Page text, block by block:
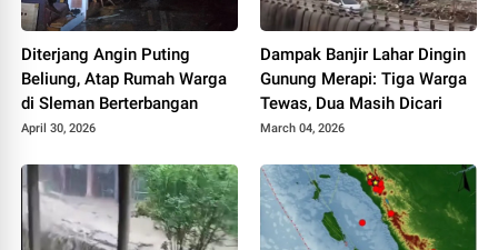
Diterjang Angin Puting
Beliung, Atap Rumah Warga
di Sleman Berterbangan
April 30, 2026
Dampak Banjir Lahar Dingin
Gunung Merapi: Tiga Warga
Tewas, Dua Masih Dicari
March 04, 2026